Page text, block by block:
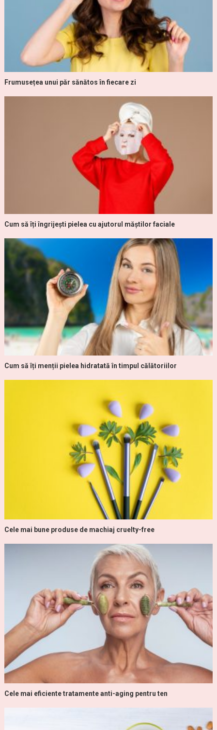
Frumusețea unui păr sănătos în fiecare zi
Cum să îți îngrijești pielea cu ajutorul măștilor faciale
Cum să îți menții pielea hidratată în timpul călătoriilor
Cele mai bune produse de machiaj cruelty-free
Cele mai eficiente tratamente anti-aging pentru ten